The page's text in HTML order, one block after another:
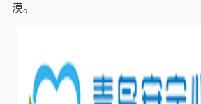
漠。